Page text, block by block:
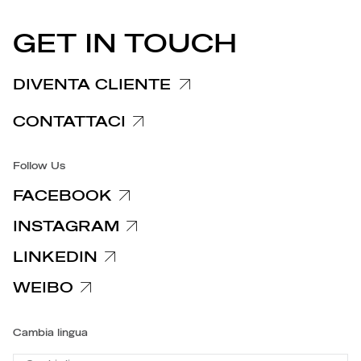
Informativa reclami
Accessibilità
COMUNICATI STAMPA
GET IN TOUCH
DIVENTA CLIENTE
CONTATTACI
Follow Us
FACEBOOK
INSTAGRAM
LINKEDIN
WEIBO
Cambia lingua